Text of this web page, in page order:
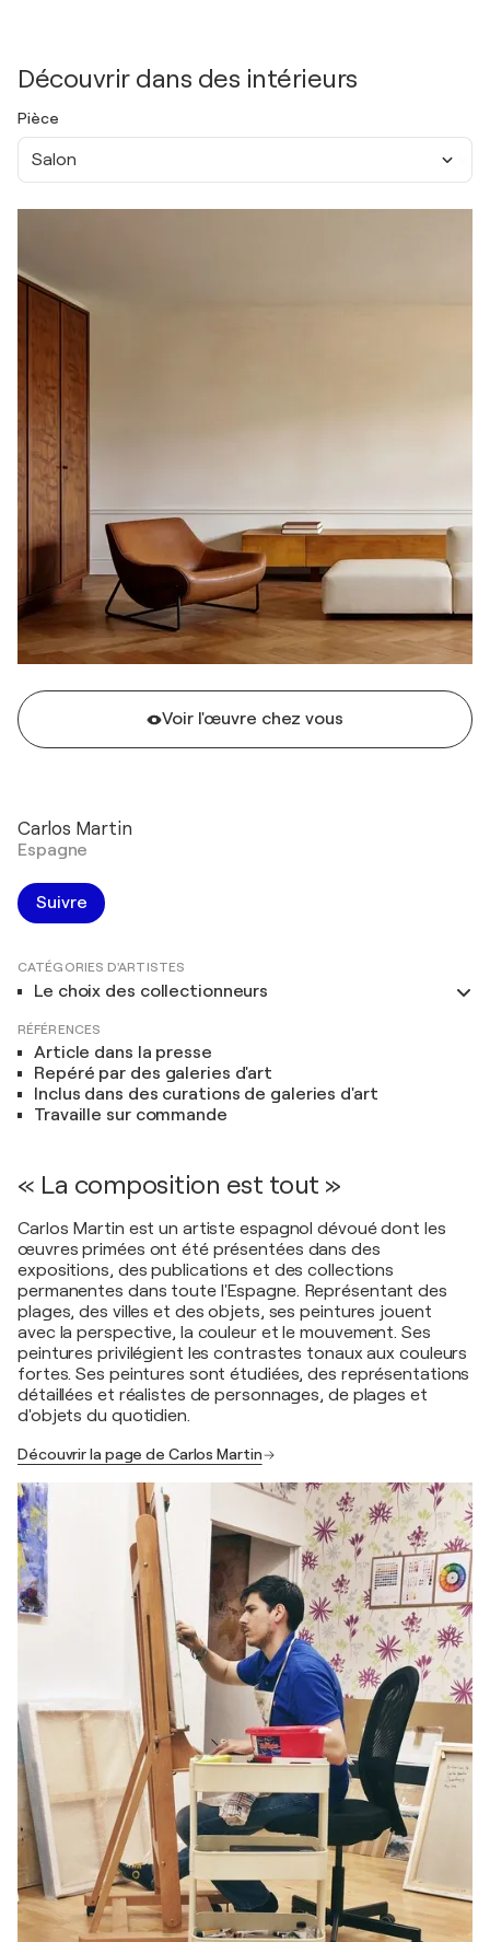
Découvrir dans des intérieurs
Pièce
Salon
Voir l'œuvre chez vous
Carlos Martin
Espagne
Suivre
CATÉGORIES D'ARTISTES
Le choix des collectionneurs
RÉFÉRENCES
Article dans la presse
Repéré par des galeries d'art
Inclus dans des curations de galeries d'art
Travaille sur commande
« La composition est tout »
Carlos Martin est un artiste espagnol dévoué dont les
œuvres primées ont été présentées dans des
expositions, des publications et des collections
permanentes dans toute l'Espagne. Représentant des
plages, des villes et des objets, ses peintures jouent
avec la perspective, la couleur et le mouvement. Ses
peintures privilégient les contrastes tonaux aux couleurs
fortes. Ses peintures sont étudiées, des représentations
détaillées et réalistes de personnages, de plages et
d'objets du quotidien.
Découvrir la page de Carlos Martin